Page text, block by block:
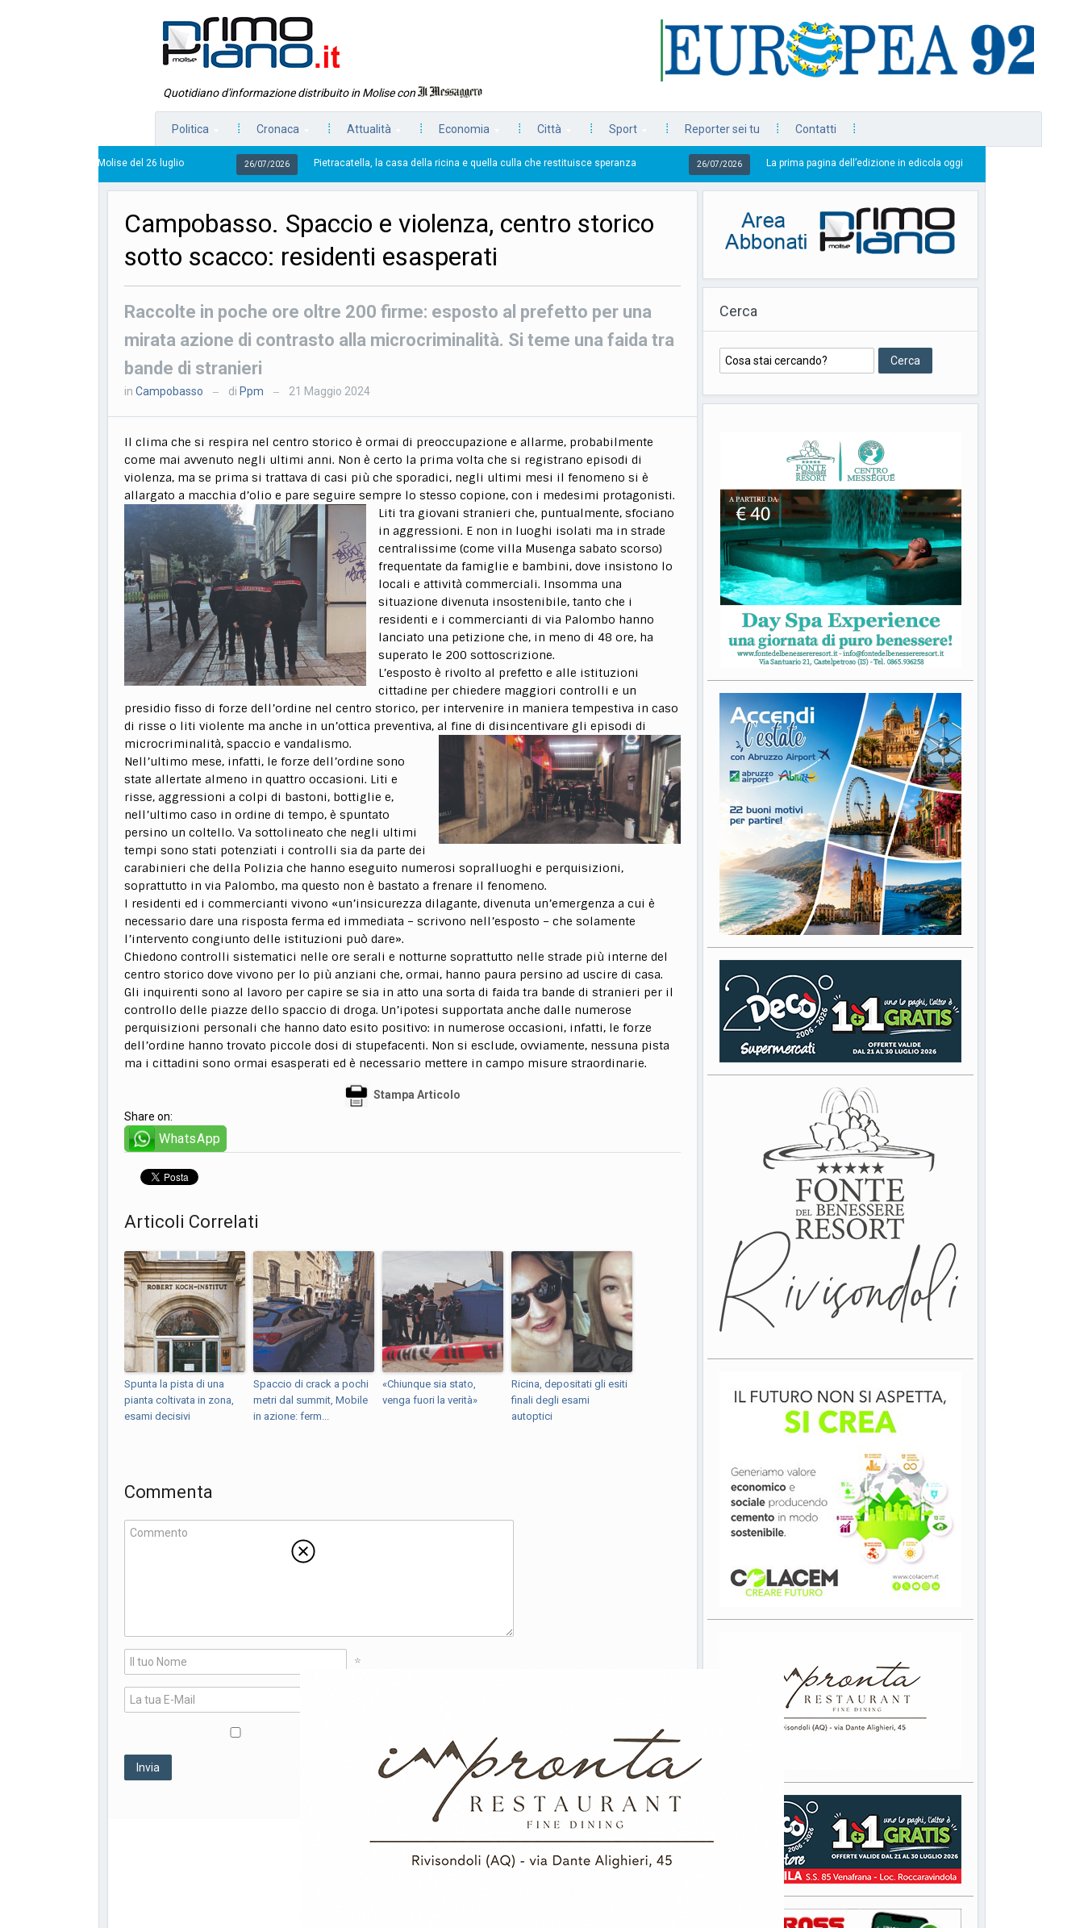
Quotidiano d'informazione distribuito in Molise con
Politica Cronaca Attualità Economia Città Sport Reporter sei tu Contatti
Molise del 26 luglio 26/07/2026 Pietracatella, la casa della ricina e quella culla che restituisce speranza 26/07/2026 La prima pagina dell’edizione in edicola oggi 25/07/2026
Campobasso. Spaccio e violenza, centro storico
sotto scacco: residenti esasperati
Raccolte in poche ore oltre 200 firme: esposto al prefetto per una
mirata azione di contrasto alla microcriminalità. Si teme una faida tra
bande di stranieri
in Campobasso — di Ppm — 21 Maggio 2024
Il clima che si respira nel centro storico è ormai di preoccupazione e allarme, probabilmente
come mai avvenuto negli ultimi anni. Non è certo la prima volta che si registrano episodi di
violenza, ma se prima si trattava di casi più che sporadici, negli ultimi mesi il fenomeno si è
allargato a macchia d’olio e pare seguire sempre lo stesso copione, con i medesimi protagonisti.
Liti tra giovani stranieri che, puntualmente, sfociano
in aggressioni. E non in luoghi isolati ma in strade
centralissime (come villa Musenga sabato scorso)
frequentate da famiglie e bambini, dove insistono lo
locali e attività commerciali. Insomma una
situazione divenuta insostenibile, tanto che i
residenti e i commercianti di via Palombo hanno
lanciato una petizione che, in meno di 48 ore, ha
superato le 200 sottoscrizione.
L’esposto è rivolto al prefetto e alle istituzioni
cittadine per chiedere maggiori controlli e un
presidio fisso di forze dell’ordine nel centro storico, per intervenire in maniera tempestiva in caso
di risse o liti violente ma anche in un’ottica preventiva, al fine di disincentivare gli episodi di
microcriminalità, spaccio e vandalismo.
Nell’ultimo mese, infatti, le forze dell’ordine sono
state allertate almeno in quattro occasioni. Liti e
risse, aggressioni a colpi di bastoni, bottiglie e,
nell’ultimo caso in ordine di tempo, è spuntato
persino un coltello. Va sottolineato che negli ultimi
tempi sono stati potenziati i controlli sia da parte dei
carabinieri che della Polizia che hanno eseguito numerosi sopralluoghi e perquisizioni,
soprattutto in via Palombo, ma questo non è bastato a frenare il fenomeno.
I residenti ed i commercianti vivono «un’insicurezza dilagante, divenuta un’emergenza a cui è
necessario dare una risposta ferma ed immediata – scrivono nell’esposto – che solamente
l’intervento congiunto delle istituzioni può dare».
Chiedono controlli sistematici nelle ore serali e notturne soprattutto nelle strade più interne del
centro storico dove vivono per lo più anziani che, ormai, hanno paura persino ad uscire di casa.
Gli inquirenti sono al lavoro per capire se sia in atto una sorta di faida tra bande di stranieri per il
controllo delle piazze dello spaccio di droga. Un’ipotesi supportata anche dalle numerose
perquisizioni personali che hanno dato esito positivo: in numerose occasioni, infatti, le forze
dell’ordine hanno trovato piccole dosi di stupefacenti. Non si esclude, ovviamente, nessuna pista
ma i cittadini sono ormai esasperati ed è necessario mettere in campo misure straordinarie.
Stampa Articolo
Share on:
WhatsApp
Articoli Correlati
Spunta la pista di una
pianta coltivata in zona,
esami decisivi
Spaccio di crack a pochi
metri dal summit, Mobile
in azione: ferm...
«Chiunque sia stato,
venga fuori la verità»
Ricina, depositati gli esiti
finali degli esami
autoptici
Commenta
*
Cerca